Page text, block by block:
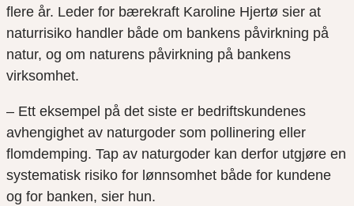
flere år. Leder for bærekraft Karoline Hjertø sier at
naturrisiko handler både om bankens påvirkning på
natur, og om naturens påvirkning på bankens
virksomhet.
– Ett eksempel på det siste er bedriftskundenes
avhengighet av naturgoder som pollinering eller
flomdemping. Tap av naturgoder kan derfor utgjøre en
systematisk risiko for lønnsomhet både for kundene
og for banken, sier hun.